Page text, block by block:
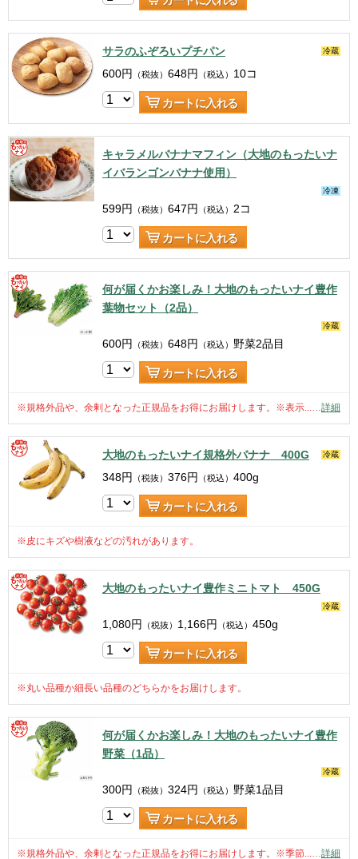
サラのふぞろいプチパン 冷蔵
600円 （税抜） 648円 （税込） 10コ
カートに入れる
キャラメルバナナマフィン（大地のもったいナ
イバランゴンバナナ使用）
冷凍
599円 （税抜） 647円 （税込） 2コ
カートに入れる
何が届くかお楽しみ！大地のもったいナイ豊作
葉物セット（2品）
冷蔵
600円 （税抜） 648円 （税込） 野菜2品目
カートに入れる
※規格外品や、余剰となった正規品をお得にお届けします。※表示...…詳細
大地のもったいナイ規格外バナナ 400G 冷蔵
348円 （税抜） 376円 （税込） 400g
カートに入れる
※皮にキズや樹液などの汚れがあります。
大地のもったいナイ豊作ミニトマト 450G
冷蔵
1,080円 （税抜） 1,166円 （税込） 450g
カートに入れる
※丸い品種か細長い品種のどちらかをお届けします。
何が届くかお楽しみ！大地のもったいナイ豊作
野菜（1品）
冷蔵
300円 （税抜） 324円 （税込） 野菜1品目
カートに入れる
※規格外品や、余剰となった正規品をお得にお届けします。※季節...…詳細